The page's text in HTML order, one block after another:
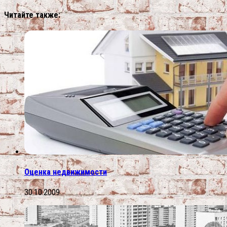
Читайте также:
Оценка недвижимости
30.10.2009